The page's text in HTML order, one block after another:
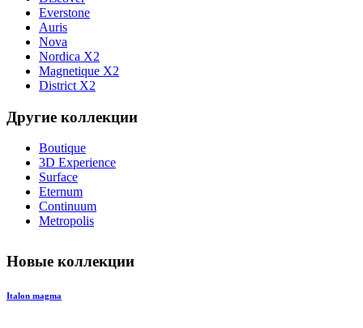
Everstone
Auris
Nova
Nordica X2
Magnetique X2
District X2
Другие коллекции
Boutique
3D Experience
Surface
Eternum
Continuum
Metropolis
Новые коллекции
Italon magma